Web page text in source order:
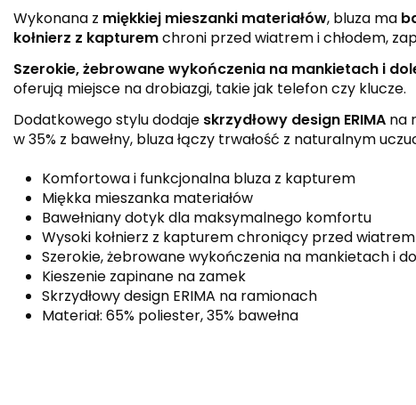
Wykonana z miękkiej mieszanki materiałów, bluza ma
kołnierz z kapturemchroni przed wiatrem i chłodem,
Szerokie, żebrowane wykończenia na mankietach i
oferują miejsce na drobiazgi, takie jak telefon czy klucze.
Dodatkowego stylu dodaje skrzydłowy design ERIMA na
w 35% z bawełny, bluza łączy trwałość z naturalnym
Komfortowa i funkcjonalna bluza z kapturem
Miękka mieszanka materiałów
Bawełniany dotyk dla maksymalnego komfortu
Wysoki kołnierz z kapturem chroniący przed wiatrem
Szerokie, żebrowane wykończenia na mankietach i
Kieszenie zapinane na zamek
Skrzydłowy design ERIMA na ramionach
Materiał: 65% poliester, 35% bawełna